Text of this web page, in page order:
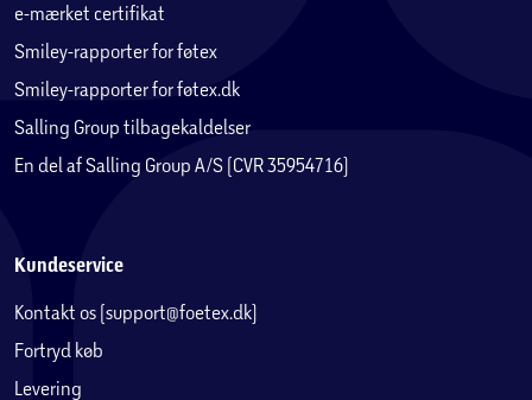
e-mærket certifikat
Smiley-rapporter for føtex
Smiley-rapporter for føtex.dk
Salling Group tilbagekaldelser
En del af Salling Group A/S (CVR 35954716)
Kundeservice
Kontakt os (support@foetex.dk)
Fortryd køb
Levering